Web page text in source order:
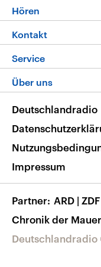
Programm
Die
Neue
Hören
Livestream
Podcasts
Nachrichten
Frequenzen
Kontakt
Hörerservice
Service
FAQ
Musikliste
RSS
Über uns
Deutschlandradio
Impressum
Partner ARD | ZDF
Chronik der Mauer